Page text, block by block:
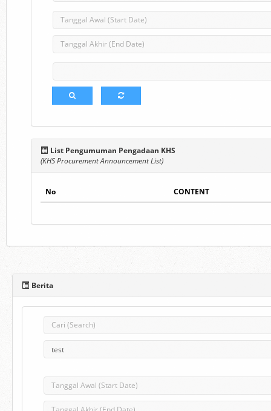
List Pengumuman Pengadaan KHS
(KHS Procurement Announcement List)
No CONTENT
Berita